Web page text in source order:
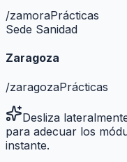
/zamoraPrácticas
Sede Sanidad
Zaragoza
/zaragozaPrácticas
Desliza
para adecuar los
instante.